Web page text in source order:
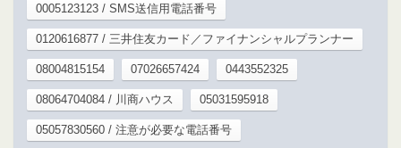
0005123123 / SMS送信用電話番号
0120616877 / 三井住友カード／ファイナンシャルプランナー
08004815154 07026657424 0443552325
08064704084 / 川商ハウス 05031595918
05057830560 / 注意が必要な電話番号